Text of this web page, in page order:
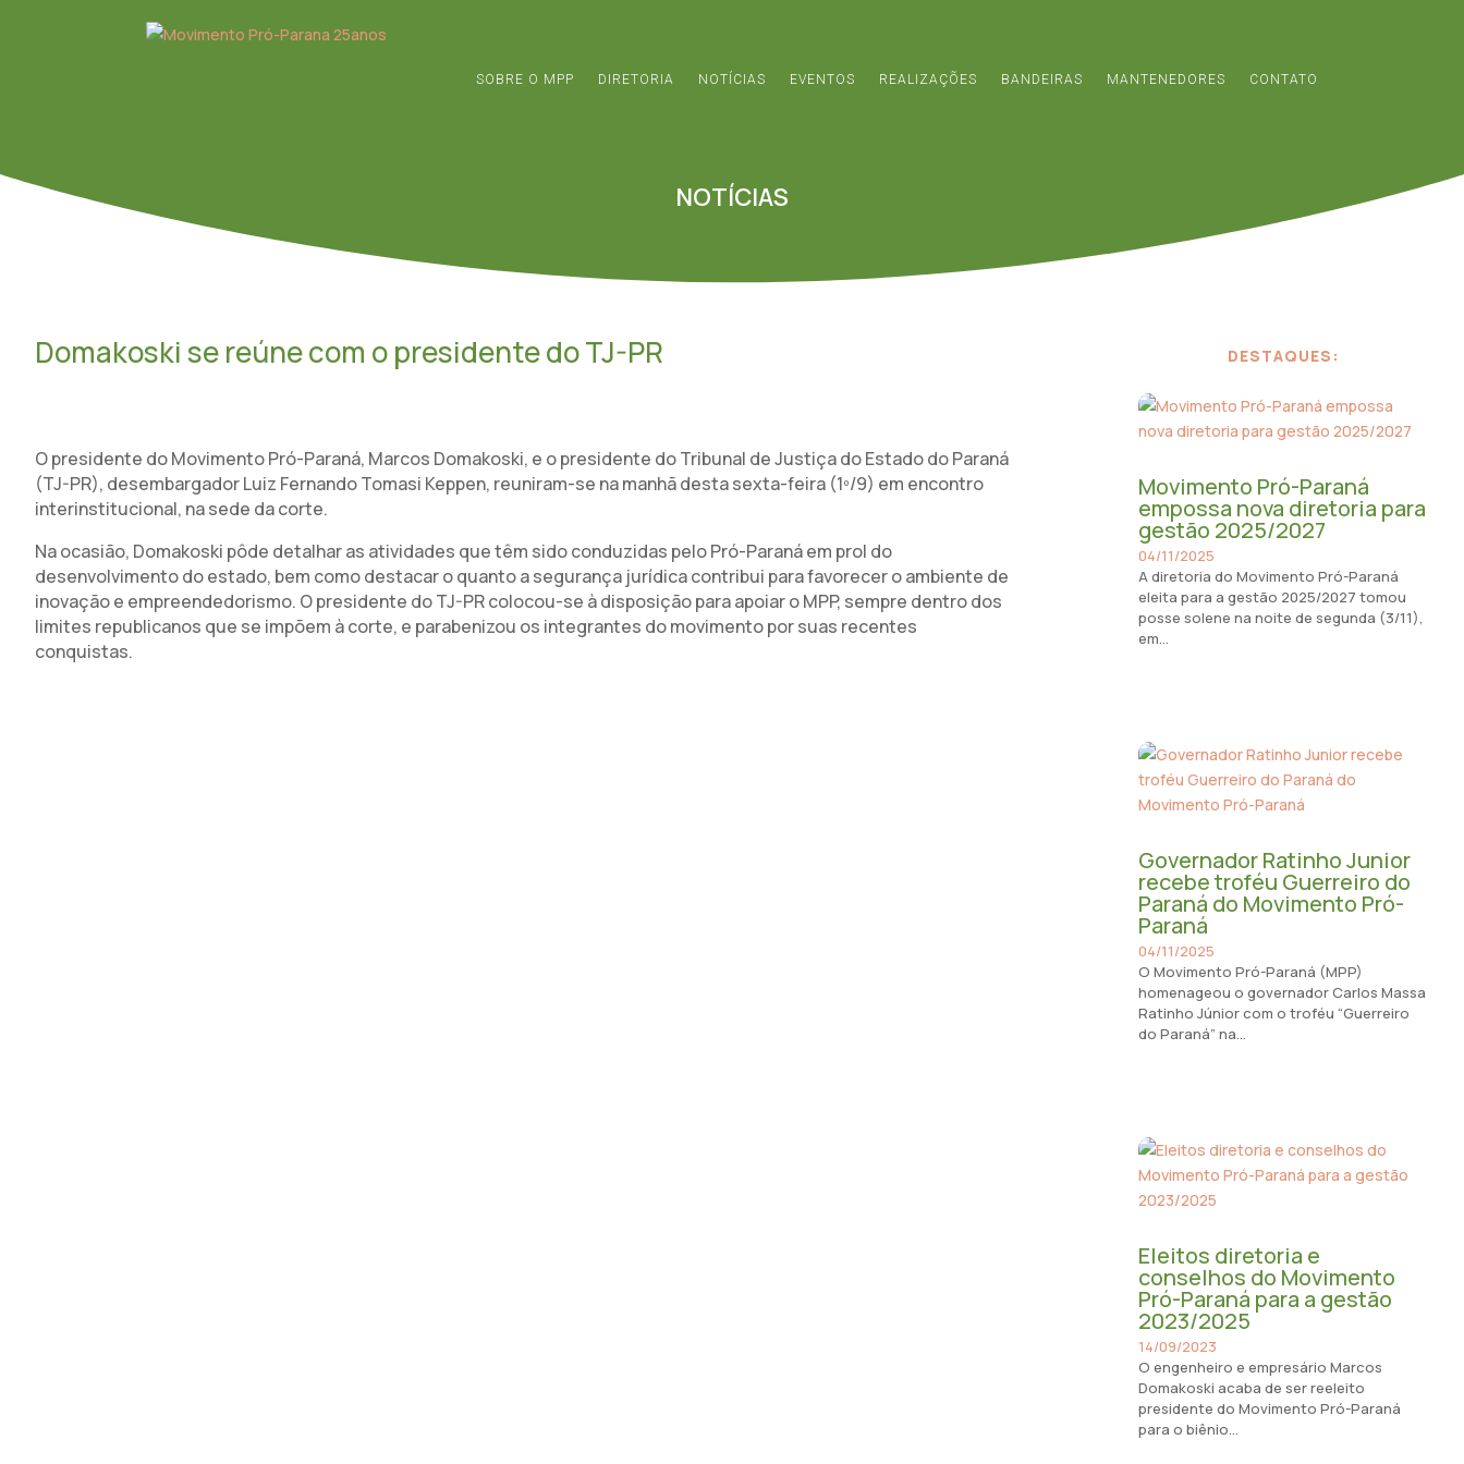
SOBRE O MPP DIRETORIA NOTÍCIAS EVENTOS REALIZAÇÕES BANDEIRAS MANTENEDORES CONTATO
NOTÍCIAS
Domakoski se reúne com o presidente do TJ-PR
O presidente do Movimento Pró-Paraná, Marcos Domakoski, e o presidente do Tribunal de Justiça do Estado do Paraná
(TJ-PR), desembargador Luiz Fernando Tomasi Keppen, reuniram-se na manhã desta sexta-feira (1º/9) em encontro
interinstitucional, na sede da corte.
Na ocasião, Domakoski pôde detalhar as atividades que têm sido conduzidas pelo Pró-Paraná em prol do
desenvolvimento do estado, bem como destacar o quanto a segurança jurídica contribui para favorecer o ambiente de
inovação e empreendedorismo. O presidente do TJ-PR colocou-se à disposição para apoiar o MPP, sempre dentro dos
limites republicanos que se impõem à corte, e parabenizou os integrantes do movimento por suas recentes
conquistas.
DESTAQUES:
Movimento Pró-Paraná
empossa nova diretoria para
gestão 2025/2027
04/11/2025
A diretoria do Movimento Pró-Paraná
eleita para a gestão 2025/2027 tomou
posse solene na noite de segunda (3/11),
em...
Governador Ratinho Junior
recebe troféu Guerreiro do
Paraná do Movimento Pró-
Paraná
04/11/2025
O Movimento Pró-Paraná (MPP)
homenageou o governador Carlos Massa
Ratinho Júnior com o troféu “Guerreiro
do Paraná” na...
Eleitos diretoria e
conselhos do Movimento
Pró-Paraná para a gestão
2023/2025
14/09/2023
O engenheiro e empresário Marcos
Domakoski acaba de ser reeleito
presidente do Movimento Pró-Paraná
para o biênio...